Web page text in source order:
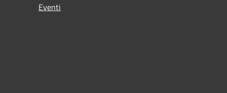
Eventi